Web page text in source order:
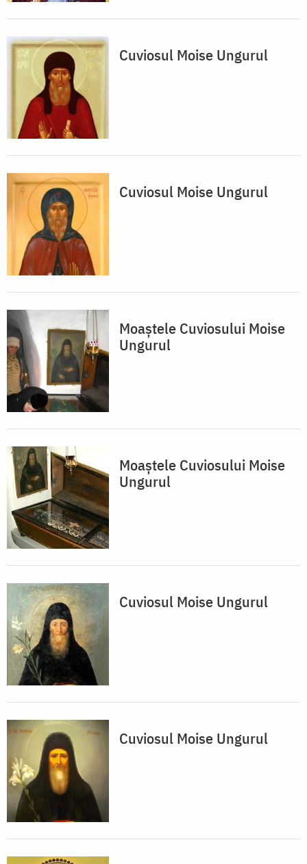
Cuviosul Moise Ungurul
Cuviosul Moise Ungurul
Moaştele Cuviosului Moise
Ungurul
Moaştele Cuviosului Moise
Ungurul
Cuviosul Moise Ungurul
Cuviosul Moise Ungurul